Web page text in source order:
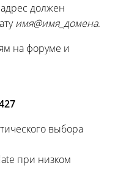
должен
имя@имя_домена.
на форуме и
выбора
при низком